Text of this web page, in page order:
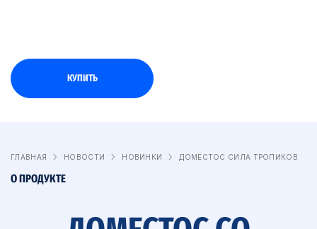
КУПИТЬ
ГЛАВНАЯ НОВОСТИ НОВИНКИ ДОМЕСТОС СИЛА ТРОПИКОВ
О ПРОДУКТЕ